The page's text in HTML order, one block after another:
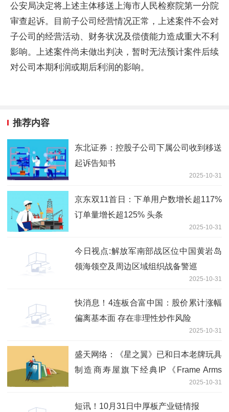
公安局决定将上述主体移送上海市人民检察院第一分院
审查起诉。目前子公司经营情况正常，上述案件不会对
子公司的经营活动、财务状况及偿债能力造成重大不利
影响。上述案件尚未做出判决，暂时无法预计案件后续
对公司本期利润或期后利润的影响。
推荐内容
东北证券：控股子公司下属公司收到移送
起诉告知书
2025-10-31
京东双11首日：下单用户数增长超117%
订单量增长超125% 头条
2025-10-31
今日视点:解放军南部战区位中国黄岩岛
领海领空及周边区域组织战备警巡
2025-10-31
快消息！4连板合富中国：股价累计涨幅
偏离基本面 存在非理性炒作风险
2025-10-31
盛天网络：《星之翼》已和日本老牌玩具
制造商寿屋旗下经典IP《Frame Arms
Girl》（机甲少女）以及知名模玩品牌
《大漫匠AniMester | 核金重构》系列展
2025-10-31
短讯！10月31日中厚板产业链情报